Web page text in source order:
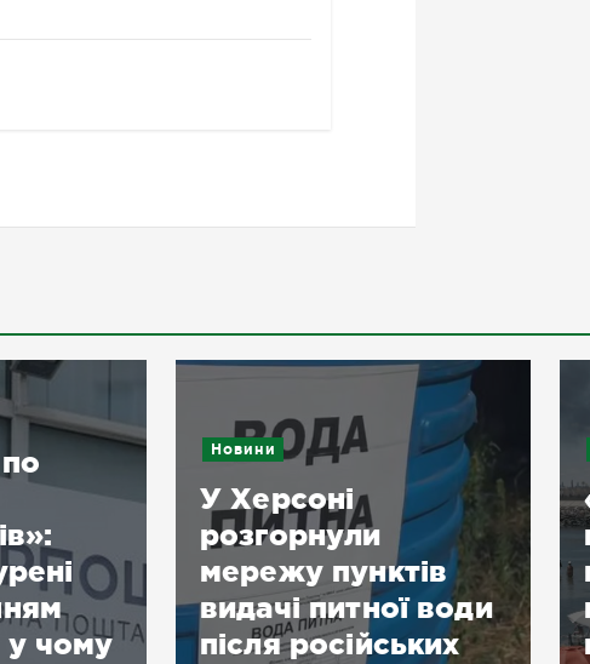
води
Подробиці
«Війна, а Одеса
гуляє»: історія не
про конкретне
місто, а про
непорозуміння між